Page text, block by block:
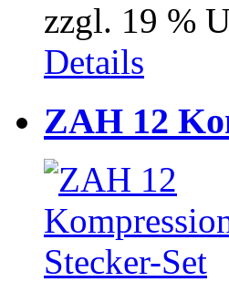
zzgl. 19 %
Details
ZAH 12